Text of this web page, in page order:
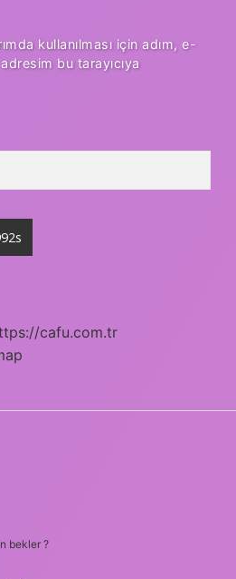
kullanılması için adım, e-
bu tarayıcıya
cafu.com.tr
bekler ?